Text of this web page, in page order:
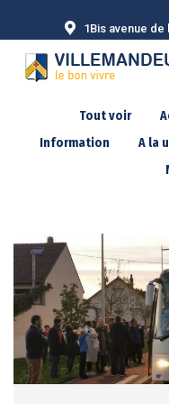
1Bis avenue de
Tout voir
Information
A la